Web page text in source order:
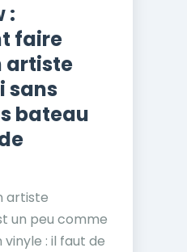
:
faire
artiste
sans
bateau
artiste
un peu comme
: il faut de